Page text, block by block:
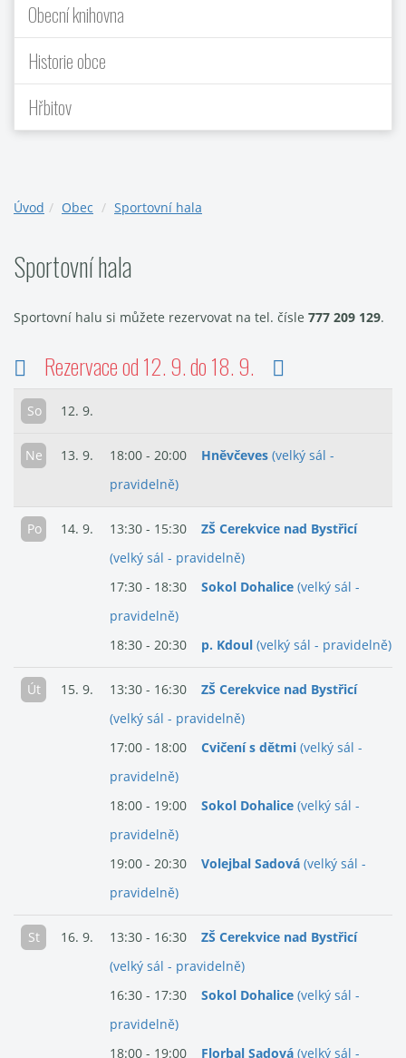
Obecní knihovna
Historie obce
Hřbitov
Úvod Obec Sportovní hala
Sportovní hala
Sportovní halu si můžete rezervovat na tel. čísle 777 209 129.
Rezervace od 12. 9. do 18. 9.
So 12. 9.
Ne 13. 9. 18:00 - 20:00 Hněvčeves (velký sál -
pravidelně)
Po 14. 9. 13:30 - 15:30 ZŠ Cerekvice nad Bystřicí
(velký sál - pravidelně)
17:30 - 18:30 Sokol Dohalice (velký sál -
pravidelně)
18:30 - 20:30 p. Kdoul (velký sál - pravidelně)
Út 15. 9. 13:30 - 16:30 ZŠ Cerekvice nad Bystřicí
(velký sál - pravidelně)
17:00 - 18:00 Cvičení s dětmi (velký sál -
pravidelně)
18:00 - 19:00 Sokol Dohalice (velký sál -
pravidelně)
19:00 - 20:30 Volejbal Sadová (velký sál -
pravidelně)
St 16. 9. 13:30 - 16:30 ZŠ Cerekvice nad Bystřicí
(velký sál - pravidelně)
16:30 - 17:30 Sokol Dohalice (velký sál -
pravidelně)
18:00 - 19:00 Florbal Sadová (velký sál -